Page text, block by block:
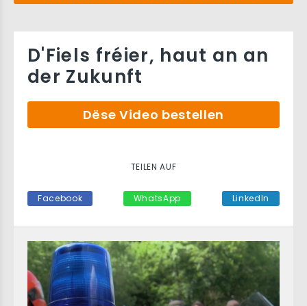
D'Fiels fréier, haut an an
der Zukunft
Dëse Video bestellen
TEILEN AUF
Facebook WhatsApp LinkedIn